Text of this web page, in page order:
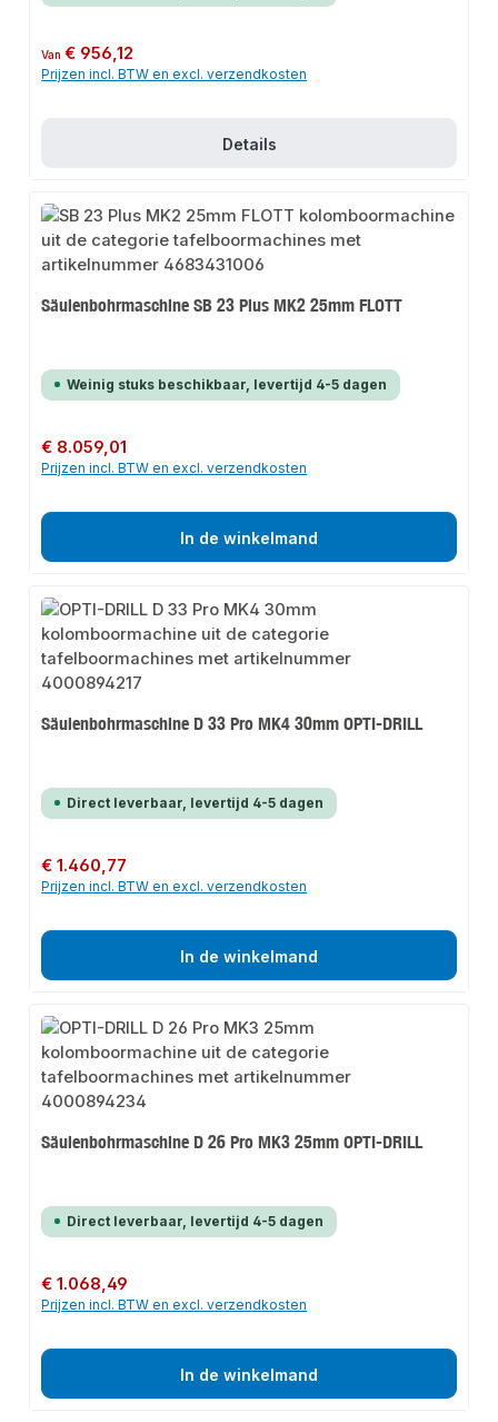
Normale prijs:
Van€ 956,12
Prijzen incl. BTW en excl. verzendkosten
Details
Säulenbohrmaschine SB 23 Plus MK2 25mm FLOTT
Weinig stuks beschikbaar, levertijd 4-5 dagen
Normale prijs:
€ 8.059,01
Prijzen incl. BTW en excl. verzendkosten
In de winkelmand
Säulenbohrmaschine D 33 Pro MK4 30mm OPTI-DRILL
Direct leverbaar, levertijd 4-5 dagen
Normale prijs:
€ 1.460,77
Prijzen incl. BTW en excl. verzendkosten
In de winkelmand
Säulenbohrmaschine D 26 Pro MK3 25mm OPTI-DRILL
Direct leverbaar, levertijd 4-5 dagen
Normale prijs:
€ 1.068,49
Prijzen incl. BTW en excl. verzendkosten
In de winkelmand